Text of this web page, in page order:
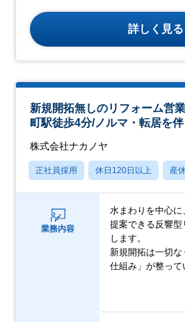
詳しく見る
新規開拓無しのリフォーム営
町駅徒歩4分/ノルマ・転居を伴
株式会社ナカノヤ
正社員採用 休日120日以上 産
業務内容
水まわりを中心に
提案できる反響
します。
新規開拓は一切
仕組み」が整って